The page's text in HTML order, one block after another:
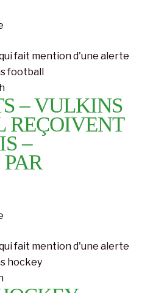
– VULKINS
REÇOIVENT
–